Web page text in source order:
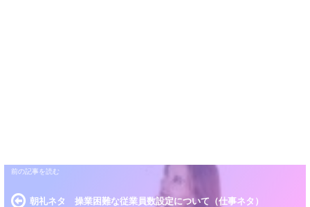
朝礼ネタ 操業困難な従業員数設定について（仕事ネタ）